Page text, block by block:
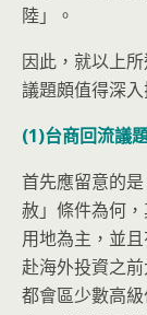
陸」。
因此，就以上
議題頗值得深入
(1)台商回流議
首先應留意的
赦」條件為何
用地為主，並
赴海外投資之
都會區少數高